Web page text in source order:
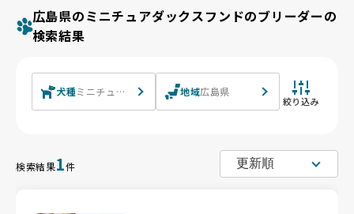
広島県のミニチュアダックスフンドのブリーダーの
検索結果
犬種ミニチュアダックスフンド ミニチュアダックスフンド(ロン
地域広島県
絞り込み
検索結果1件